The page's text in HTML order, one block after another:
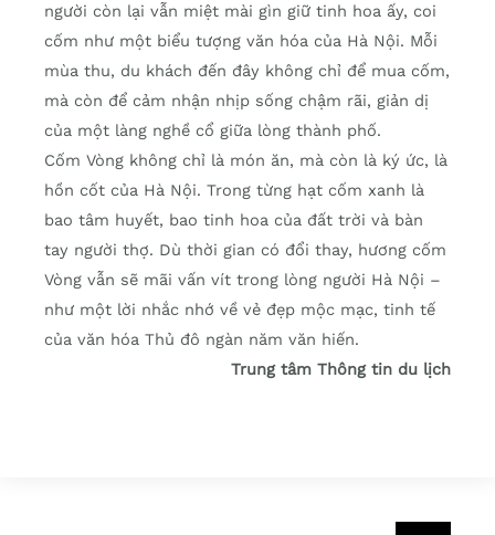
người còn lại vẫn miệt mài gìn giữ tinh hoa ấy, coi
cốm như một biểu tượng văn hóa của Hà Nội. Mỗi
mùa thu, du khách đến đây không chỉ để mua cốm,
mà còn để cảm nhận nhịp sống chậm rãi, giản dị
của một làng nghề cổ giữa lòng thành phố.
Cốm Vòng không chỉ là món ăn, mà còn là ký ức, là
hồn cốt của Hà Nội. Trong từng hạt cốm xanh là
bao tâm huyết, bao tinh hoa của đất trời và bàn
tay người thợ. Dù thời gian có đổi thay, hương cốm
Vòng vẫn sẽ mãi vấn vít trong lòng người Hà Nội –
như một lời nhắc nhớ về vẻ đẹp mộc mạc, tinh tế
của văn hóa Thủ đô ngàn năm văn hiến.
Trung tâm Thông tin du lịch